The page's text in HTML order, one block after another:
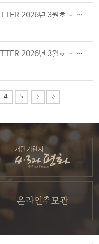
제주4·3평화재단 NEWSLETTER 2026년 3월호 – Vol.179
제주4·3평화재단 NEWSLETTER 2026년 3월호 – Vol.178
4 5
재단기관지
온라인추모관